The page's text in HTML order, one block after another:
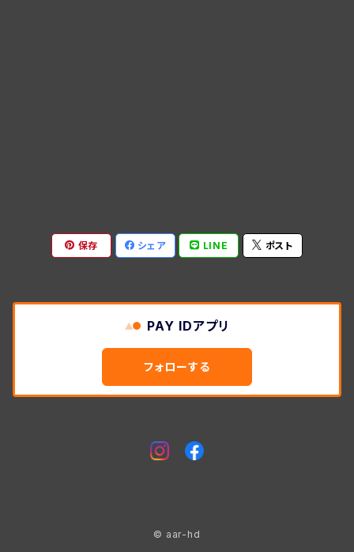
保存 シェア LINE ポスト
PAY IDアプリ
フォローする
© aar-hd